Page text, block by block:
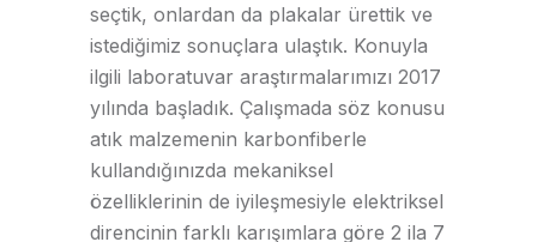
seçtik, onlardan da plakalar ürettik ve
istediğimiz sonuçlara ulaştık. Konuyla
ilgili laboratuvar araştırmalarımızı 2017
yılında başladık. Çalışmada söz konusu
atık malzemenin karbonfiberle
kullandığınızda mekaniksel
özelliklerinin de iyileşmesiyle elektriksel
direncinin farklı karışımlara göre 2 ila 7